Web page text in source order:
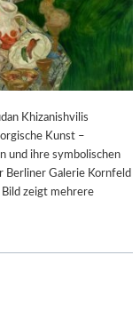
Khizanishvilis
Kunst –
und ihre symbolischen
Berliner Galerie Kornfeld
Bild zeigt mehrere